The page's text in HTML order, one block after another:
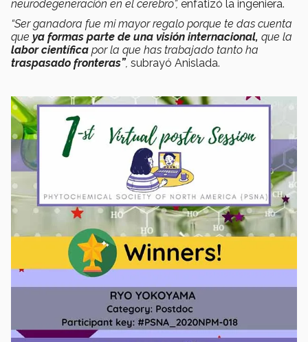
neurodegeneración en el cerebro”, enfatizó la ingeniera.
“Ser ganadora fue mi mayor regalo porque te das cuenta
que ya formas parte de una visión internacional, que la
labor científica por la que has trabajado tanto ha
traspasado fronteras”, subrayó Anislada.